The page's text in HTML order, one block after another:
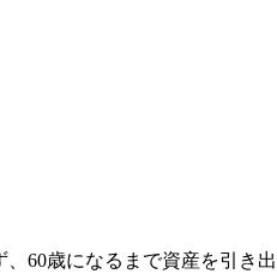
60歳になるまで資産を引き